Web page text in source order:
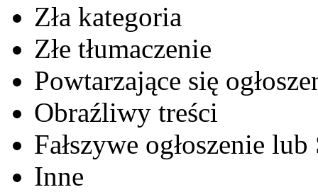
Zła kategoria
Złe tłumaczenie
Powtarzające się
Obraźliwy treści
Fałszywe ogłoszenie lub
Inne